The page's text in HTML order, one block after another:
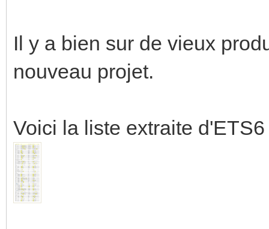
Il y a bien sur de vieux
nouveau projet.
Voici la liste extraite d'ETS6